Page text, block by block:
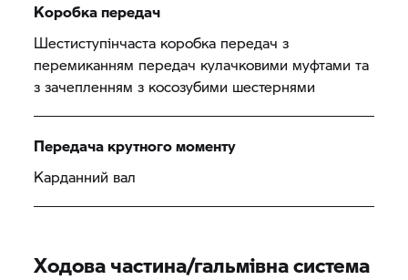
Коробка передач
Шестиступінчаста коробка передач з
перемиканням передач кулачковими муфтами та
з зачепленням з косозубими шестернями
Передача крутного моменту
Карданний вал
Ходова частина/гальмівна система